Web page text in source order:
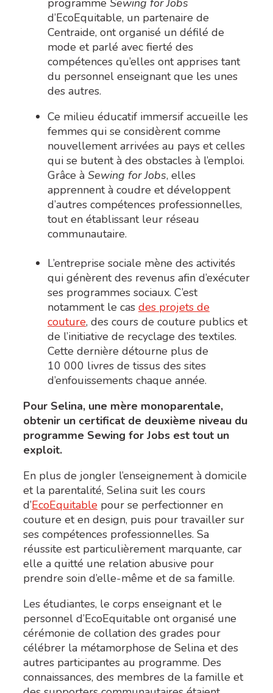
d’EcoEquitable, un partenaire de
Centraide, ont organisé un défilé de
mode et parlé avec fierté des
compétences qu’elles ont apprises tant
du personnel enseignant que les unes
des autres.
Ce milieu éducatif immersif accueille les
femmes qui se considèrent comme
nouvellement arrivées au pays et celles
qui se butent à des obstacles à l’emploi.
Grâce à Sewing for Jobs, elles
apprennent à coudre et développent
d’autres compétences professionnelles,
tout en établissant leur réseau
communautaire.
L’entreprise sociale mène des activités
qui génèrent des revenus afin d’exécuter
ses programmes sociaux. C’est
notamment le cas des projets de
couture, des cours de couture publics et
de l’initiative de recyclage des textiles.
Cette dernière détourne plus de
10 000 livres de tissus des sites
d’enfouissements chaque année.
Pour Selina, une mère monoparentale,
obtenir un certificat de deuxième niveau du
programme Sewing for Jobs est tout un
exploit.
En plus de jongler l’enseignement à domicile
et la parentalité, Selina suit les cours
d’EcoEquitable pour se perfectionner en
couture et en design, puis pour travailler sur
ses compétences professionnelles. Sa
réussite est particulièrement marquante, car
elle a quitté une relation abusive pour
prendre soin d’elle-même et de sa famille.
Les étudiantes, le corps enseignant et le
personnel d’EcoEquitable ont organisé une
cérémonie de collation des grades pour
célébrer la métamorphose de Selina et des
autres participantes au programme. Des
connaissances, des membres de la famille et